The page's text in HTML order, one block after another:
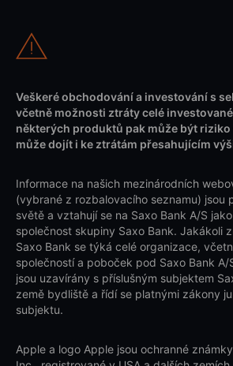
Veškeré obchodování a investování s
včetně možnosti ztráty celé
některých produktů pak může být riziko
může dojít i ke ztrátám přesahujícím
Informace na našich mezinárodních
(vybrané z rozbalovacího seznamu) jsou
světě a vztahují se na Saxo Bank A/S
společnost skupiny Saxo Bank. Jakákoli
Saxo Bank se týká celé organizace,
společností a poboček pod Saxo Bank A/
jsou uzavírány s příslušným subjektem
země bydliště a řídí se platnými zákony
subjektu.
Apple a logo Apple jsou ochranné